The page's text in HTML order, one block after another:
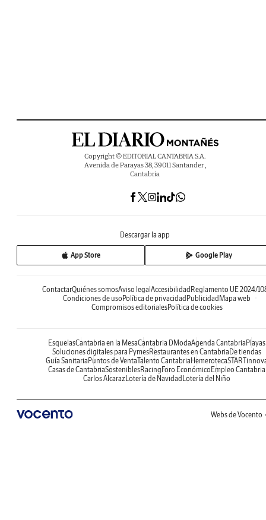
Copyright © EDITORIAL CANTABRIA S.A.
Avenida de Parayas 38, 39011 Santander ,
Cantabria
Descargar la app
App Store Google Play
ContactarQuiénes somosAviso legalAccesibilidadReglamento UE 2024/
Condiciones de usoPolítica de privacidadPublicidadMapa web
Compromisos editorialesPolítica de cookies
EsquelasCantabria en la MesaCantabria DModaAgenda CantabriaPlayas
Soluciones digitales para PymesRestaurantes en CantabriaDe tiendas
Guía SanitariaPuntos de VentaTalento CantabriaHemeroteca
Casas de CantabriaSosteniblesRacingForo EconómicoEmpleo Cantabria
Carlos AlcarazLotería de NavidadLotería del Niño
Webs de Vocento